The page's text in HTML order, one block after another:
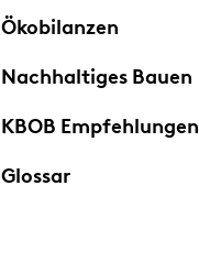
Ökobilanzen
Nachhaltiges Bauen
KBOB Empfehlungen
Glossar